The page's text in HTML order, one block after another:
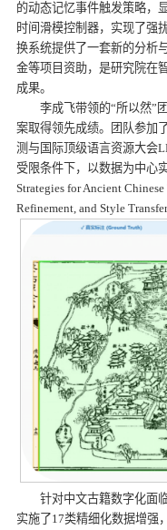
的动态记忆事件触发策略，
时间滑模控制器，实现了强
换系统提供了一套新的分析
金等项目资助，是研究院在
成果。
李成飞带领的“所以然”
案取得领先成绩。团队参加
测与国际顶级语言资源大会
受限条件下，以数据为中心
Strategies for Ancient
Refinement, and Style
针对中文古籍数字化面
实施了17类精细化数据增强